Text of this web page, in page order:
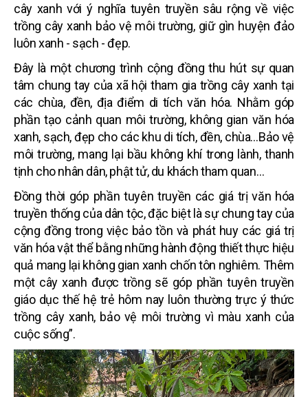
cây xanh với ý nghĩa tuyên truyền sâu rộng về việc
trồng cây xanh bảo vệ môi trường, giữ gìn huyện đảo
luôn xanh - sạch - đẹp.
Đây là một chương trình cộng đồng thu hút sự quan
tâm chung tay của xã hội tham gia trồng cây xanh tại
các chùa, đền, địa điểm di tích văn hóa. Nhằm góp
phần tạo cảnh quan môi trường, không gian văn hóa
xanh, sạch, đẹp cho các khu di tích, đền, chùa…Bảo vệ
môi trường, mang lại bầu không khí trong lành, thanh
tịnh cho nhân dân, phật tử, du khách tham quan…
Đồng thời góp phần tuyên truyền các giá trị văn hóa
truyền thống của dân tộc, đặc biệt là sự chung tay của
cộng đồng trong việc bảo tồn và phát huy các giá trị
văn hóa vật thể bằng những hành động thiết thực hiệu
quả mang lại không gian xanh chốn tôn nghiêm. Thêm
một cây xanh được trồng sẽ góp phần tuyên truyền
giáo dục thế hệ trẻ hôm nay luôn thường trực ý thức
trồng cây xanh, bảo vệ môi trường vì màu xanh của
cuộc sống”.